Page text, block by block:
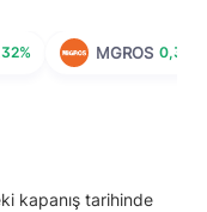
MGROS 0,32%
kapanış tarihinde